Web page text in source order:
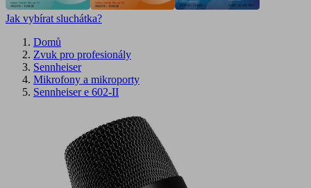
Jak vybírat sluchátka?
Domů
Zvuk pro profesionály
Sennheiser
Mikrofony a mikroporty
Sennheiser e 602-II